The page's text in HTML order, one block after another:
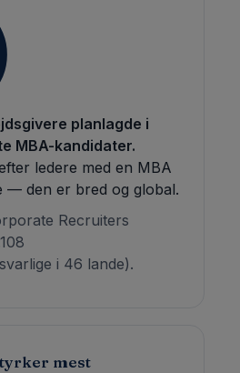
planlagde i
MBA-kandidater.
ledere med en MBA
— den er bred og global.
Recruiters
i 46 lande).
mest